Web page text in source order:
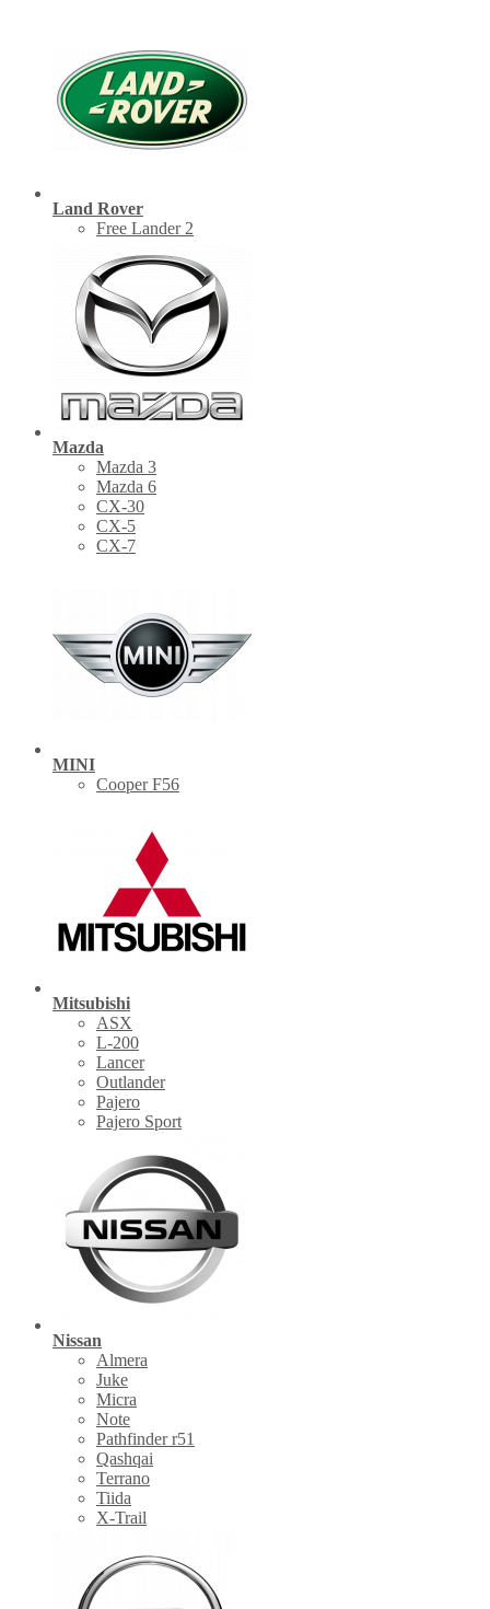
Land Rover
Free Lander 2
Mazda
Mazda 3
Mazda 6
CX-30
СХ-5
CX-7
MINI
Cooper F56
Mitsubishi
ASX
L-200
Lancer
Outlander
Pajero
Pajero Sport
Nissan
Almera
Juke
Micra
Note
Pathfinder r51
Qashqai
Terrano
Tiida
X-Trail